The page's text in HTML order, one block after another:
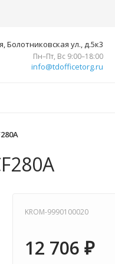
Болотниковская ул., д.5к3
Пн–Пт, Вс 9:00–18:00
info@tdofficetorg.ru
KROM-9990100020
12 706 ₽